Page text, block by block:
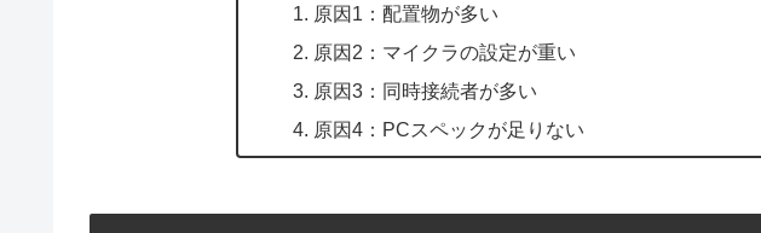
原因1：配置物が多い
原因2：マイクラの設定が重い
原因3：同時接続者が多い
原因4：PCスペックが足りない